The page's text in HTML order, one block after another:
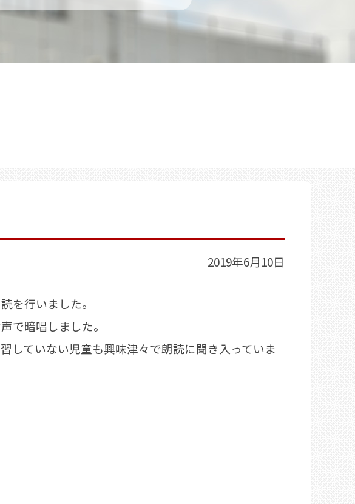
2019年6月10日
を行いました。
で暗唱しました。
していない児童も興味津々で朗読に聞き入っていま